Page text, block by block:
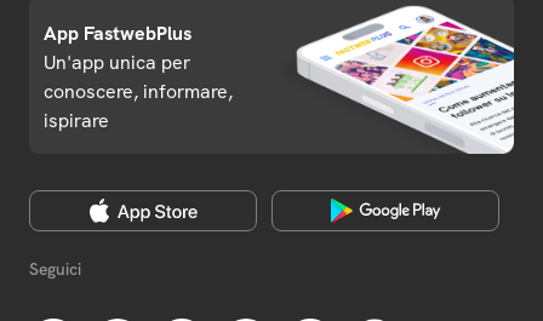
App FastwebPlus
Un'app unica per
conoscere, informare,
ispirare
Seguici